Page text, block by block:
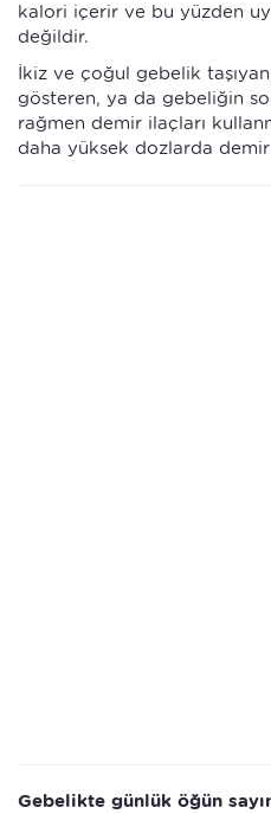
kalori içerir ve bu yüzden
değildir.
İkiz ve çoğul gebelik
gösteren, ya da gebeliğin
rağmen demir ilaçları
daha yüksek dozlarda
Gebelikte günlük öğün